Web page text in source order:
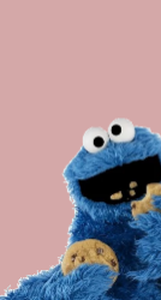
▲ nach oben